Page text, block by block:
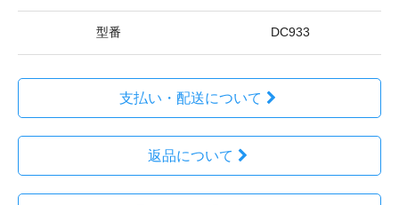
型番 DC933
支払い・配送について
返品について